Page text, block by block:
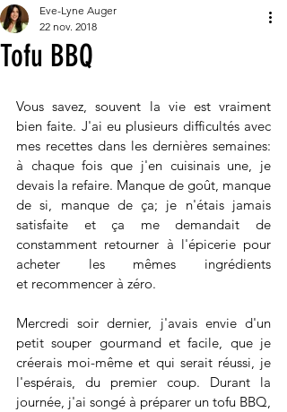
Tofu BBQ
Eve-Lyne Auger
22 nov. 2018
Vous savez, souvent la vie est vraiment
bien faite. J'ai eu plusieurs difficultés avec
mes recettes dans les dernières semaines:
à chaque fois que j'en cuisinais une, je
devais la refaire. Manque de goût, manque
de si, manque de ça; je n'étais jamais
satisfaite et ça me demandait de
constamment retourner à l'épicerie pour
acheter les mêmes ingrédients
et recommencer à zéro.
Mercredi soir dernier, j'avais envie d'un
petit souper gourmand et facile, que je
créerais moi-même et qui serait réussi, je
l'espérais, du premier coup. Durant la
journée, j'ai songé à préparer un tofu BBQ,